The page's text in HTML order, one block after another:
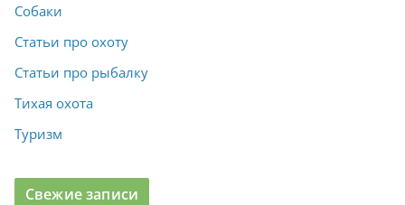
Собаки
Статьи про охоту
Статьи про рыбалку
Тихая охота
Туризм
Свежие записи